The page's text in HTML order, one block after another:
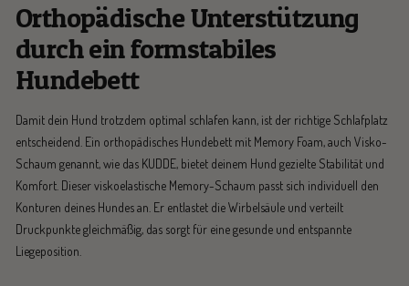
Orthopädische Unterstützung
durch ein formstabiles
Hundebett
Damit dein Hund trotzdem optimal schlafen kann, ist der richtige Schlafplatz
entscheidend. Ein orthopädisches Hundebett mit Memory Foam, auch Visko-
Schaum genannt, wie das KUDDE, bietet deinem Hund gezielte Stabilität und
Komfort. Dieser viskoelastische Memory-Schaum passt sich individuell den
Konturen deines Hundes an. Er entlastet die Wirbelsäule und verteilt
Druckpunkte gleichmäßig, das sorgt für eine gesunde und entspannte
Liegeposition.